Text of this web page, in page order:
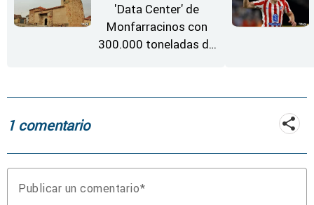
'Data Center' de
Monfarracinos con
300.000 toneladas de
1 comentario
Publicar un comentario